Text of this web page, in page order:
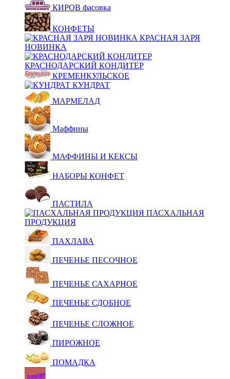
КИРОВ фасовка
КОНФЕТЫ
КРАСНАЯ ЗАРЯ
НОВИНКА
КРАСНОДАРСКИЙ КОНДИТЕР
КРЕМЕНКУЛЬСКОЕ
КУНДРАТ
МАРМЕЛАД
Маффины
МАФФИНЫ И КЕКСЫ
НАБОРЫ КОНФЕТ
ПАСТИЛА
ПАСХАЛЬНАЯ
ПРОДУКЦИЯ
ПАХЛАВА
ПЕЧЕНЬЕ ПЕСОЧНОЕ
ПЕЧЕНЬЕ САХАРНОЕ
ПЕЧЕНЬЕ СДОБНОЕ
ПЕЧЕНЬЕ СЛОЖНОЕ
ПИРОЖНОЕ
ПОМАДКА